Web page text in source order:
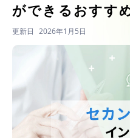
ができるおすす
更新日 2026年1月5日